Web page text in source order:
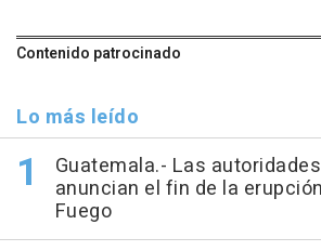
Contenido patrocinado
Lo más leído
Guatemala.- Las
anuncian el fin de la
Fuego